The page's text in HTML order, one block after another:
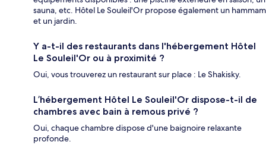
sauna, etc. Hôtel Le Souleil'Or propose également un hammam
et un jardin.
Y a-t-il des restaurants dans l'hébergement Hôtel
Le Souleil'Or ou à proximité ?
Oui, vous trouverez un restaurant sur place : Le Shakisky.
L’hébergement Hôtel Le Souleil'Or dispose-t-il de
chambres avec bain à remous privé ?
Oui, chaque chambre dispose d'une baignoire relaxante
profonde.